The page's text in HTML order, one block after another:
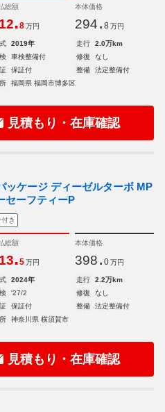
総額
.8 万円
本体価格
294. 8 万円
2019年 走行
2.0万km
車検整備付 修復
なし
保証付 整備
法定整備付
福岡県 福岡市博多区
見積もり・在庫確認
ッケージ ディーゼルターボ MP
セーフティーP
き
総額
.5 万円
本体価格
398. 0 万円
2024年 走行
2.2万km
'27/2 修復
なし
保証付 整備
法定整備付
神奈川県 横須賀市
見積もり・在庫確認